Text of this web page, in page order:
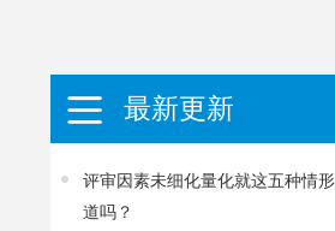
最新更新
评审因素未细化量化就这五种情
道吗？